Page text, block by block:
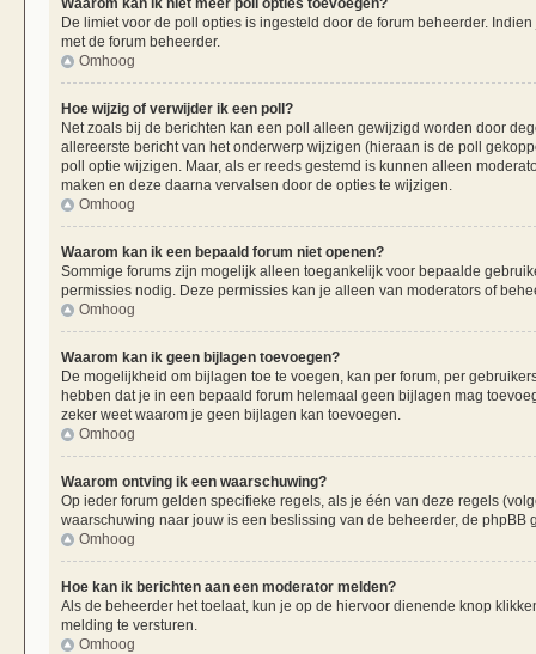
De limiet voor de poll opties is ingesteld door de forum beheerder.
met de forum beheerder.
Omhoog
Hoe wijzig of verwijder ik een poll?
Net zoals bij de berichten kan een poll alleen gewijzigd worden door
allereerste bericht van het onderwerp wijzigen (hieraan is de poll
poll optie wijzigen. Maar, als er reeds gestemd is kunnen alleen
maken en deze daarna vervalsen door de opties te wijzigen.
Omhoog
Waarom kan ik een bepaald forum niet openen?
Sommige forums zijn mogelijk alleen toegankelijk voor bepaalde
permissies nodig. Deze permissies kan je alleen van moderators of
Omhoog
Waarom kan ik geen bijlagen toevoegen?
De mogelijkheid om bijlagen toe te voegen, kan per forum, per
hebben dat je in een bepaald forum helemaal geen bijlagen mag
zeker weet waarom je geen bijlagen kan toevoegen.
Omhoog
Waarom ontving ik een waarschuwing?
Op ieder forum gelden specifieke regels, als je één van deze regels
waarschuwing naar jouw is een beslissing van de beheerder, de phpBB
Omhoog
Hoe kan ik berichten aan een moderator melden?
Als de beheerder het toelaat, kun je op de hiervoor dienende knop
melding te versturen.
Omhoog